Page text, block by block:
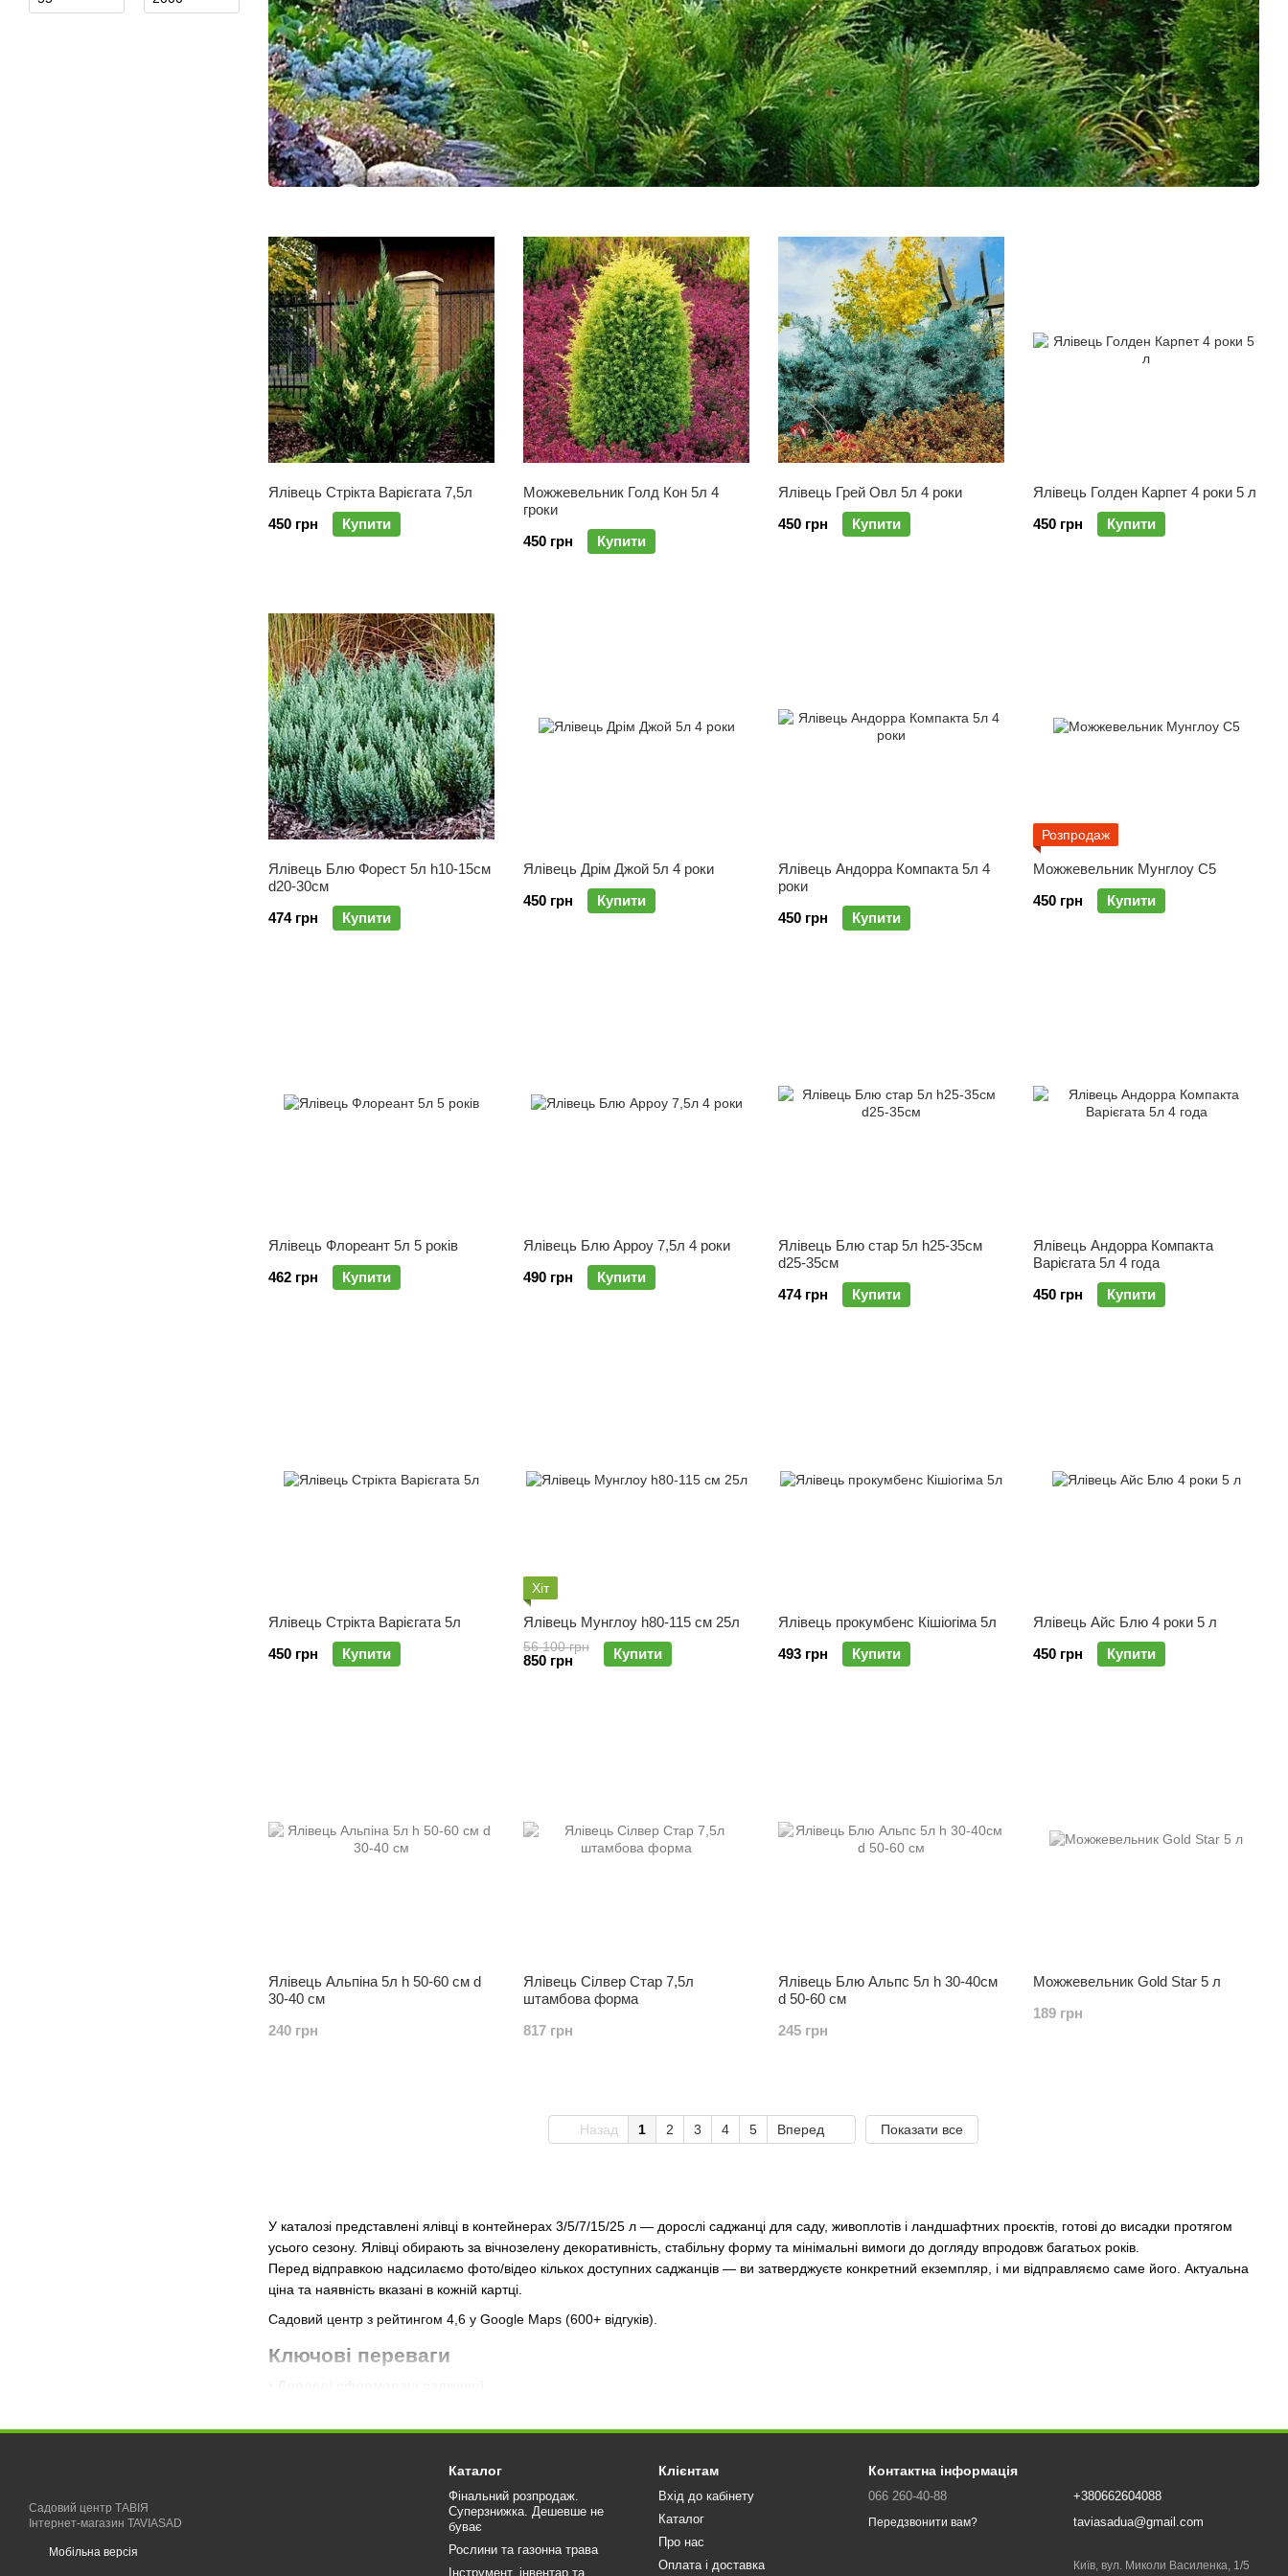
У каталозі представлені ялівці в контейнерах 3/5/7/15/25 л — дорослі саджанці для саду, живоплотів і ландшафтних проєктів, готові до висадки протягом
усього сезону. Ялівці обирають за вічнозелену декоративність, стабільну форму та мінімальні вимоги до догляду впродовж багатьох років.
Перед відправкою надсилаємо фото/відео кількох доступних саджанців — ви затверджуєте конкретний екземпляр, і ми відправляємо саме його. Актуальна
ціна та наявність вказані в кожній картці.
Садовий центр з рейтингом 4,6 у Google Maps (600+ відгуків).
Ключові переваги
•Сформована коренева система
Саджанці добре переносять пересадку та стабільно входять у ріст на новому місці.
Маркування зберігається від партії до відправки, без пересорту та підміни форм.
Ялівець Стрікта Варієгата 7,5л
450 грн
Купити
Можжевельник Голд Кон 5л 4
гроки
450 грн
Купити
Ялівець Грей Овл 5л 4 роки
450 грн
Купити
Ялівець Голден Карпет 4 роки 5 л
450 грн
Купити
Ялівець Блю Форест 5л h10-15см
d20-30см
474 грн
Купити
Ялівець Дрім Джой 5л 4 роки
450 грн
Купити
Ялівець Андорра Компакта 5л 4
роки
450 грн
Купити
Розпродаж
Можжевельник Мунглоу C5
450 грн
Купити
Ялівець Флореант 5л 5 років
462 грн
Купити
Ялівець Блю Арроу 7,5л 4 роки
490 грн
Купити
Ялівець Блю стар 5л h25-35см
d25-35см
474 грн
Купити
Ялівець Андорра Компакта
Варієгата 5л 4 года
450 грн
Купити
Ялівець Стрікта Варієгата 5л
450 грн
Купити
Хіт
Ялівець Мунглоу h80-115 см 25л
56 100 грн
850 грн Купити
Ялівець прокумбенс Кішіогіма 5л
493 грн
Купити
Ялівець Айс Блю 4 роки 5 л
450 грн
Купити
Ялівець Альпіна 5л h 50-60 см d
30-40 см
240 грн
Ялівець Сілвер Стар 7,5л
штамбова форма
817 грн
Ялівець Блю Альпс 5л h 30-40см
d 50-60 см
245 грн
Можжевельник Gold Star 5 л
189 грн
Назад 1 2 3 4 5 Вперед Показати все
Садовий центр ТАВІЯ
Інтернет-магазин TAVIASAD
Мобільна версія
Каталог
Фінальний розпродаж.
Суперзнижка. Дешевше не
буває
Рослини та газонна трава
Інструмент, інвентар та
Клієнтам
Вхід до кабінету
Каталог
Про нас
Оплата і доставка
Контактна інформація
066 260-40-88
Передзвонити вам?
+380662604088
taviasadua@gmail.com
Київ, вул. Миколи Василенка, 1/5